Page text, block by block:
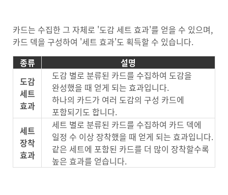
카드는 수집한 그 자체로 '도감 세트 효과'를 얻을 수 있으며,
카드 덱을 구성하여 '세트 효과'도 획득할 수 있습니다.
종류
설명
도감
세트
효과
도감 별로 분류된 카드를 수집하여 도감을
완성했을 때 얻게 되는 효과입니다.
하나의 카드가 여러 도감의 구성 카드에
포함되기도 합니다.
세트
장착
효과
세트 별로 분류된 카드를 수집하여 카드 덱에
일정 수 이상 장착했을 때 얻게 되는 효과입니다.
같은 세트에 포함된 카드를 더 많이 장착할수록
높은 효과를 얻습니다.